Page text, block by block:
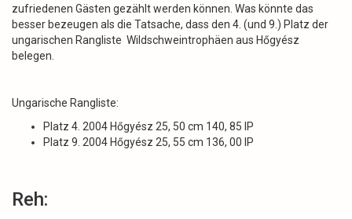
zufriedenen Gästen gezählt werden können. Was könnte das
besser bezeugen als die Tatsache, dass den 4. (und 9.) Platz der
ungarischen Rangliste Wildschweintrophäen aus Hőgyész
belegen.
Ungarische Rangliste:
Platz 4. 2004 Hőgyész 25, 50 cm 140, 85 IP
Platz 9. 2004 Hőgyész 25, 55 cm 136, 00 IP
Reh: